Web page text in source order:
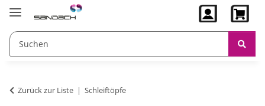
Zurück zur Liste Schleiftöpfe